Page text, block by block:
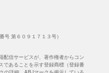
配信サービスが、著作権者からコン
であることを示す登録商標（登録番